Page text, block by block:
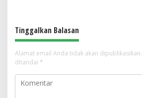
Tinggalkan Balasan
Alamat email Anda tidak akan dipublikasikan.
ditandai *